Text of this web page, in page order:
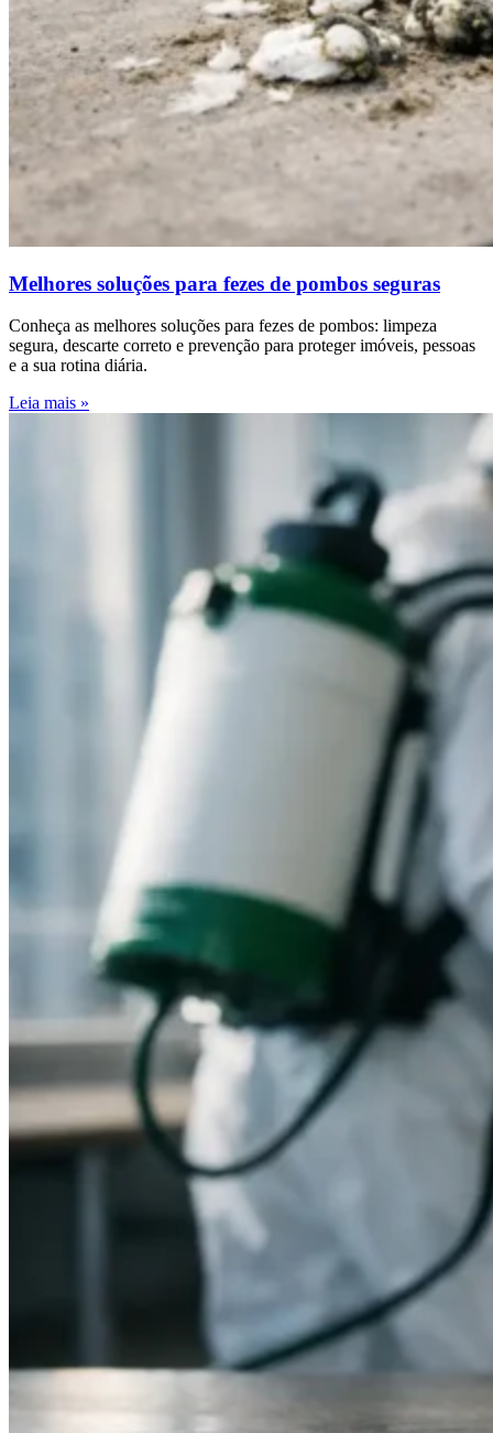
Melhores soluções para fezes de pombos seguras
Conheça as melhores soluções para fezes de pombos: limpeza
segura, descarte correto e prevenção para proteger imóveis, pessoas
e a sua rotina diária.
Leia mais »